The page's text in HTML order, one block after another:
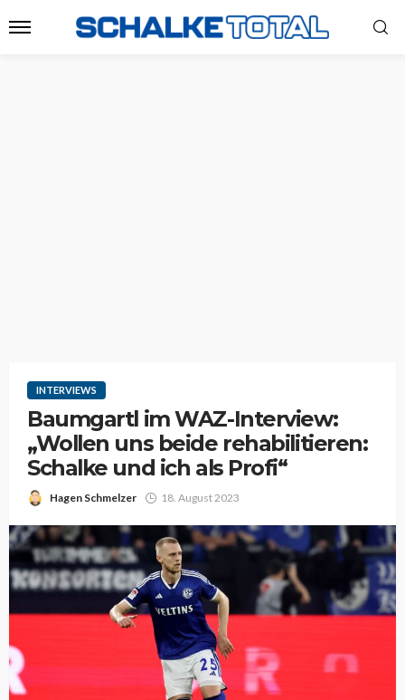
INTERVIEWS
Baumgartl im WAZ-Interview:
„Wollen uns beide rehabilitieren:
Schalke und ich als Profi“
Hagen Schmelzer 18. August 2023